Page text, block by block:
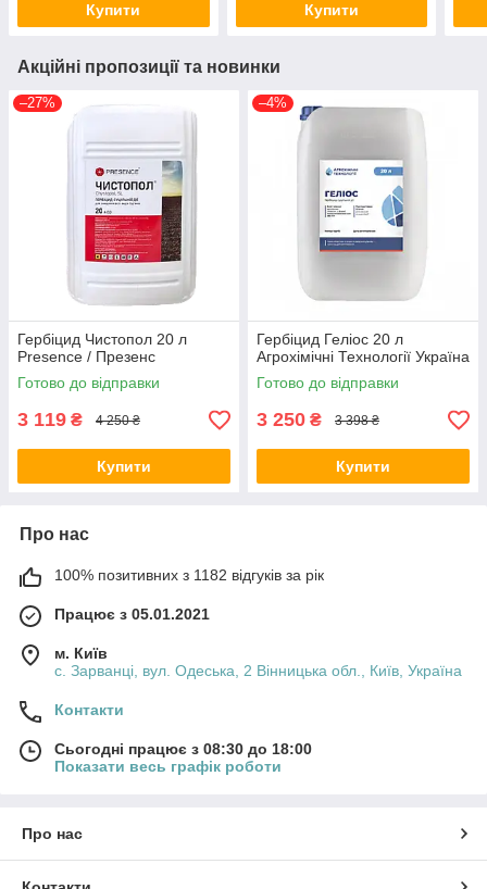
Купити Купити
Акційні пропозиції та новинки
–27%
Гербіцид Чистопол 20 л
Presence / Презенс
Готово до відправки
3 119 ₴ 4 250 ₴
Купити
–4%
Гербіцид Геліос 20 л
Агрохімічні Технології Україна
Готово до відправки
3 250 ₴ 3 398 ₴
Купити
Про нас
100% позитивних з 1182 відгуків за рік
Працює з 05.01.2021
м. Київ
с. Зарванці, вул. Одеська, 2 Вінницька обл., Київ, Україна
Контакти
Сьогодні працює з 08:30 до 18:00
Показати весь графік роботи
Про нас